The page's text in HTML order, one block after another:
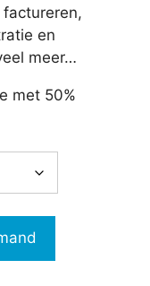
en
meer…
met 50%